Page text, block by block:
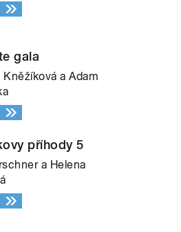
gala
Kněžíková a Adam
příhody 5
a Helena